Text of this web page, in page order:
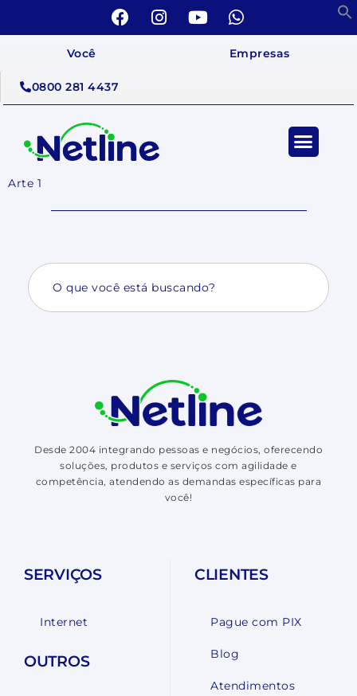
Você Empresas
0800 281 4437
Arte 1
Search
for:
Desde 2004 integrando pessoas e negócios, oferecendo
soluções, produtos e serviços com agilidade e
competência, atendendo as demandas específicas para
você!
SERVIÇOS
Internet
OUTROS
CLIENTES
Pague com PIX
Blog
Atendimentos